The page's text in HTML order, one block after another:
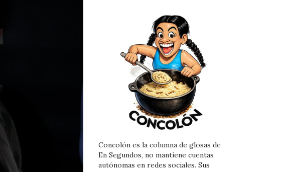
Concolón es la columna de glosas de
En Segundos, no mantiene cuentas
autónomas en redes sociales. Sus